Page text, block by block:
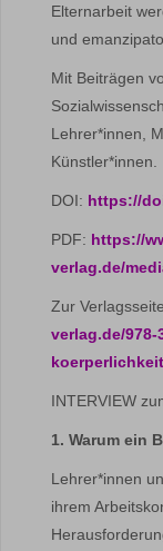
Elternarbeit
und
Mit Beiträgen
Lehrer*innen,
Künstler*innen.
DOI: https://
PDF: https://
verlag.de/
Zur
verlag.de/978-
INTERVIEW
1. Warum ein
Lehrer*innen
ihrem